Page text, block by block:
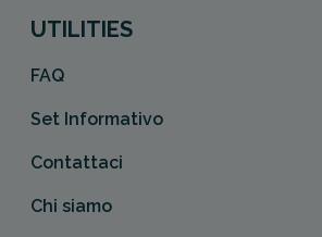
UTILITIES
FAQ
Set Informativo
Contattaci
Chi siamo